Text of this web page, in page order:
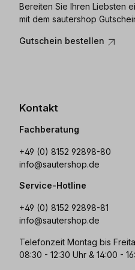
Bereiten Sie Ihren Liebsten
mit dem sautershop
Gutschein bestellen
Kontakt
Fachberatung
+49 (0) 8152 92898-80
info@sautershop.de
Service-Hotline
+49 (0) 8152 92898-81
info@sautershop.de
Telefonzeit Montag bis
08:30 - 12:30 Uhr & 14:00 -